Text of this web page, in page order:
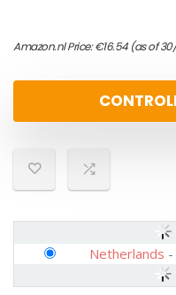
Amazon.nl Price:€16.54(as of
Netherlands -